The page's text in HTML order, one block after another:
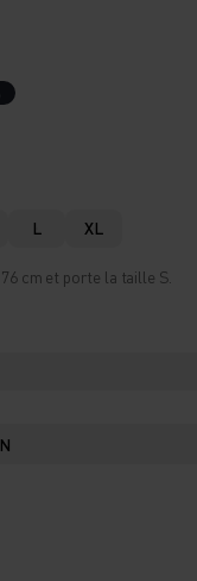
L XL
cm et porte la taille S.